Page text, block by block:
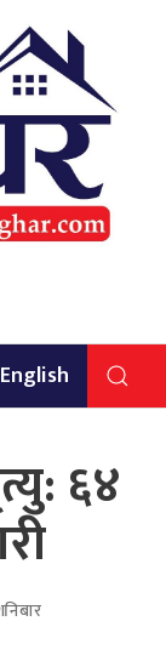
English
६४